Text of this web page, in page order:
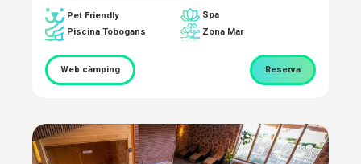
Pet Friendly
Spa
Piscina Tobogans
Zona Mar
Web càmping Reserva